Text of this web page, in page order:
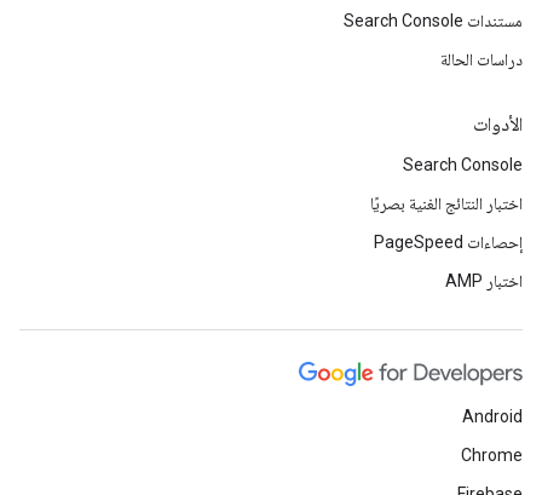
مستندات Search Console
دراسات الحالة
الأدوات
Search Console
اختبار النتائج الغنية بصريًا
إحصاءات PageSpeed
اختبار AMP
Android
Chrome